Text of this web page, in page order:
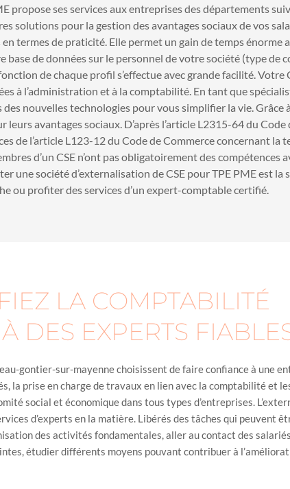
propose ses services aux entreprises des départements
solutions pour la gestion des avantages sociaux de vos
termes de praticité. Elle permet un gain de temps énorme
base de données sur le personnel de votre société (type de
de chaque profil s’effectue avec grande facilité. Votre
à l’administration et à la comptabilité. En tant que
nouvelles technologies pour vous simplifier la vie. Grâce
avantages sociaux. D’après l’article L2315-64 du Code
de l’article L123-12 du Code de Commerce concernant la
d’un CSE n’ont pas obligatoirement des compétences
une société d’externalisation de CSE pour TPE PME est la
ou profiter des services d’un expert-comptable certifié.
LA COMPTABILITÉ
DES EXPERTS
gontier-sur-mayenne choisissent de faire confiance à une
la prise en charge de travaux en lien avec la comptabilité et
social et économique dans tous types d’entreprises.
d’experts en la matière. Libérés des tâches qui peuvent
des activités fondamentales, aller au contact des
étudier différents moyens pouvant contribuer à